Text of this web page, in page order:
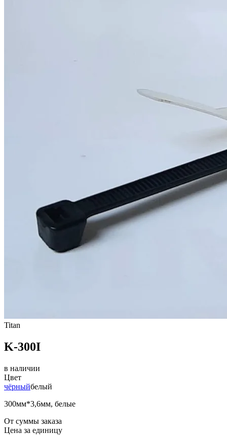
Titan
K-300I
в наличии
Цвет
чёрныйбелый
300мм*3,6мм, белые
От суммы заказа
Цена за единицу